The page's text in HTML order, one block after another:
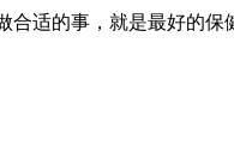
适的事，就是最好的